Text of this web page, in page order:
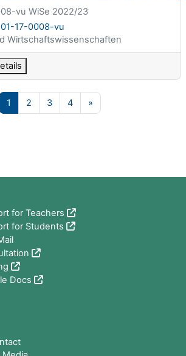
vu WiSe 2022/23
17-0008-vu
Wirtschaftswissenschaften
1 2 页 23页 34页 4»
for Teachers
for Students
Docs